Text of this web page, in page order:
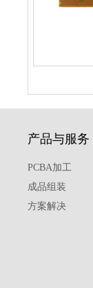
产品与服务
PCBA加工
成品组装
方案解决